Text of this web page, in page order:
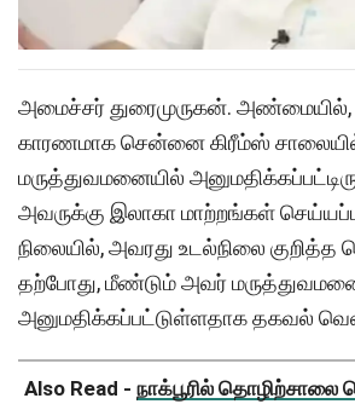
அமைச்சர் துரைமுருகன். அண்மையில்,
காரணமாக சென்னை கிரீம்ஸ்
மருத்துவமனையில்
அவருக்கு இலாகா மாற்றங்கள்
நிலையில், அவரது உடல்நிலை குறித்த
தற்போது, மீண்டும் அவர்
அனுமதிக்கப்பட்டுள்ளதாக தகவல்
Also Read - நாக்பூரில் தொழிற்சாலை